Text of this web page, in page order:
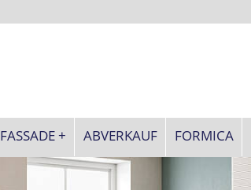
FASSADE + ABVERKAUF FORMICA